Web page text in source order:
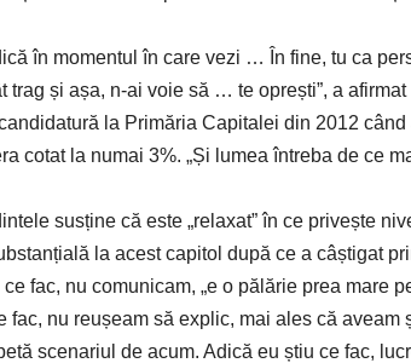
în momentul în care vezi … În fine, tu ca
trag și așa, n-ai voie să … te oprești”, a afirmat
la Primăria Capitalei din 2012
cotat la numai 3%. „Și lumea întreba de ce
susține că este „relaxat” în ce privește
la acest capitol după ce a câștigat
fac, nu comunicam, „e o pălărie prea mare
fac, nu reușeam să explic, mai ales că
scenariul de acum. Adică eu știu ce fac,